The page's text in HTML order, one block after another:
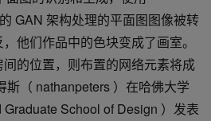
GAN 架构处理的平面图图像被转
他们作品中的色块变成了画室。
的位置，则布置的网络元素将成
斯（ nathanpeters ）在哈佛大学
School of Design ）发表